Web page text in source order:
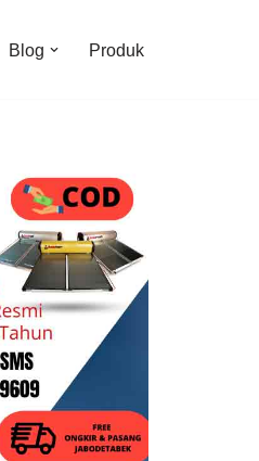
Blog Produk